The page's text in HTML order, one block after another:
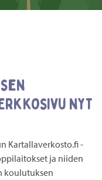
nyt
Kartallaverkosto.fi -
ja niiden
koulutuksen